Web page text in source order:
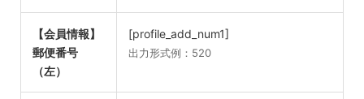
【会員情報】
郵便番号
（左）
[profile_add_num1]
出力形式例：520